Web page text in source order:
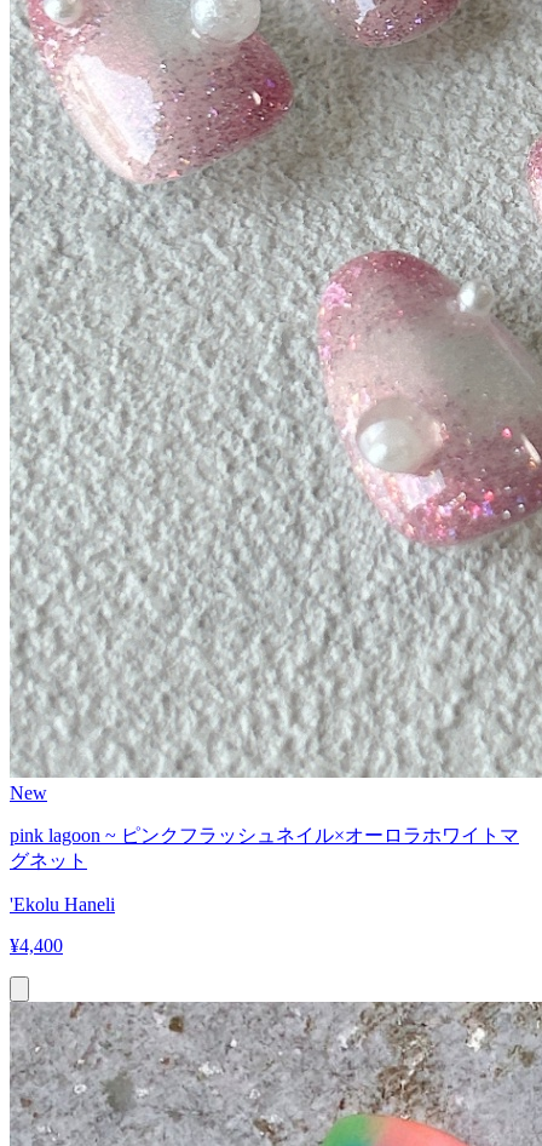
New
pink lagoon ~ ピンクフラッシュネイル×オーロラホワイトマ
グネット
'Ekolu Haneli
¥4,400